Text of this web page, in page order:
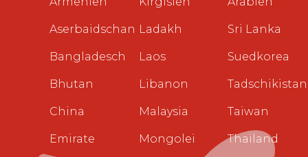
Aserbaidschan
Bangladesch
Bhutan
China
Emirate
Ladakh
Laos
Libanon
Malaysia
Mongolei
Sri Lanka
Suedkorea
Tadschikistan
Taiwan
Thailand